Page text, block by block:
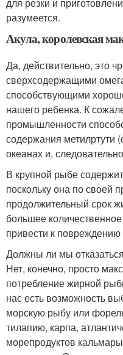
разумеется.
Акула, королевская
Да, действительно, это
сверхсодержащими
способствующими
нашего ребенка. К
промышленности
содержания метилртути
океанах и,
В крупной рыбе
поскольку она по своей
продолжительный срок
большее
привести к
Должны ли мы
Нет, конечно, просто
потребление жирной
нас есть возможность
морскую рыбу или
тилапию, карпа,
морепродуктов